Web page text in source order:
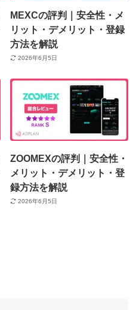
MEXCの評判｜安全性・メ
リット・デメリット・登録
方法を解説
2026年6月5日
ZOOMEXの評判｜安全性・
メリット・デメリット・登
録方法を解説
2026年6月5日